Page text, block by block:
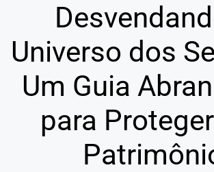
Universo dos
Um Guia
para